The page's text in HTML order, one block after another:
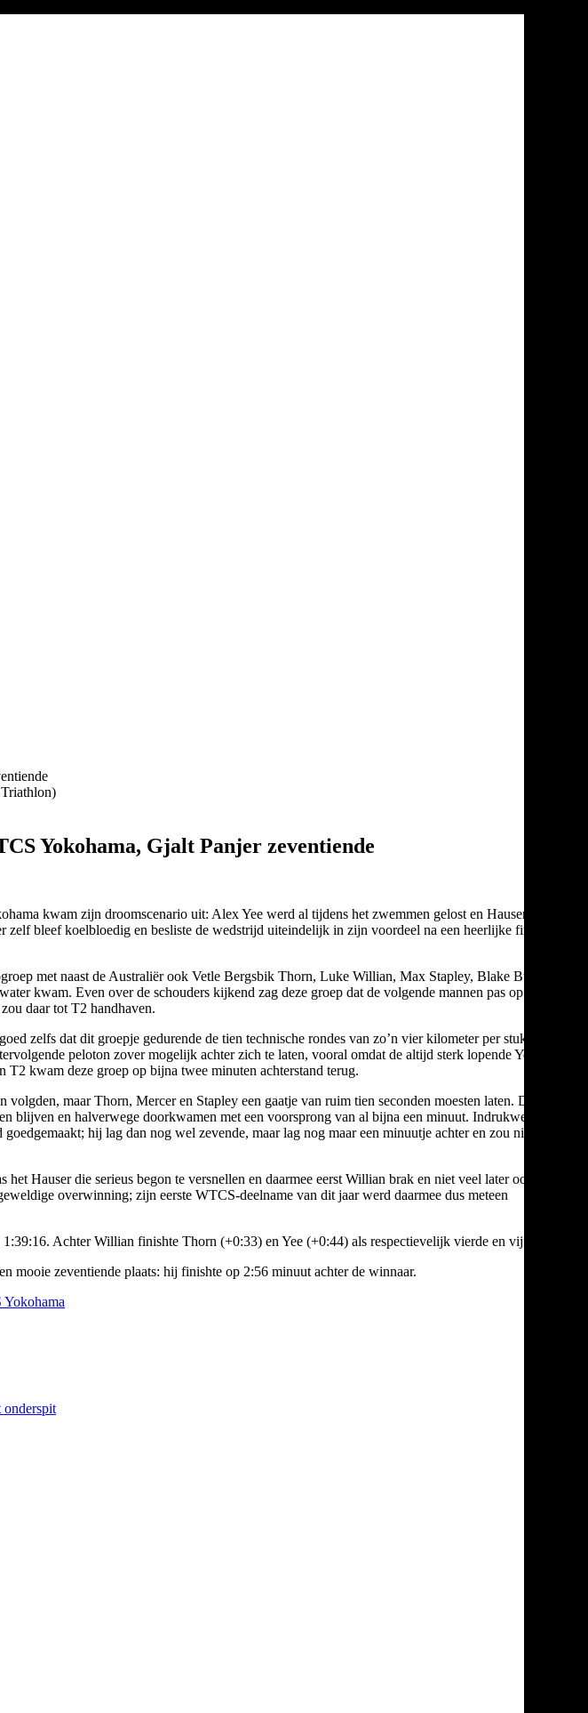
Yokohama, Gjalt Panjer zeventiende
kwam zijn droomscenario uit: Alex Yee werd al tijdens het zwemmen gelost en Hauser had
bleef koelbloedig en besliste de wedstrijd uiteindelijk in zijn voordeel na een heerlijke finale.
met naast de Australiër ook Vetle Bergsbik Thorn, Luke Willian, Max Stapley, Blake Bullard,
kwam. Even over de schouders kijkend zag deze groep dat de volgende mannen pas op een
daar tot T2 handhaven.
zelfs dat dit groepje gedurende de tien technische rondes van zo’n vier kilometer per stuk hun
peloton zover mogelijk achter zich te laten, vooral omdat de altijd sterk lopende Yee
kwam deze groep op bijna twee minuten achterstand terug.
maar Thorn, Mercer en Stapley een gaatje van ruim tien seconden moesten laten. Dat gat
blijven en halverwege doorkwamen met een voorsprong van al bijna een minuut. Indrukwekkend
hij lag dan nog wel zevende, maar lag nog maar een minuutje achter en zou niet veel
Hauser die serieus begon te versnellen en daarmee eerst Willian brak en niet veel later ook
overwinning; zijn eerste WTCS-deelname van dit jaar werd daarmee dus meteen
Achter Willian finishte Thorn (+0:33) en Yee (+0:44) als respectievelijk vierde en vijfde.
mooie zeventiende plaats: hij finishte op 2:56 minuut achter de winnaar.